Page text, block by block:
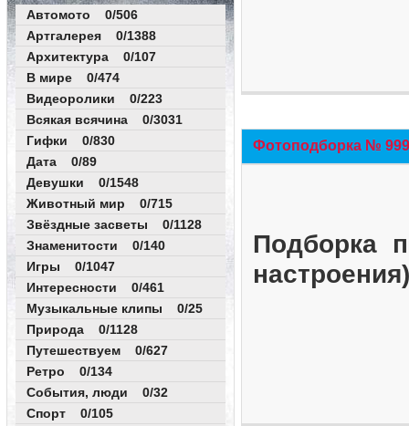
Автомото 0/506
Артгалерея 0/1388
Архитектура 0/107
В мире 0/474
Видеоролики 0/223
Всякая всячина 0/3031
Гифки 0/830
Дата 0/89
Девушки 0/1548
Животный мир 0/715
Звёздные засветы 0/1128
Знаменитости 0/140
Игры 0/1047
Интересности 0/461
Музыкальные клипы 0/25
Природа 0/1128
Путешествуем 0/627
Ретро 0/134
События, люди 0/32
Спорт 0/105
Фотоподборка №
Подборка